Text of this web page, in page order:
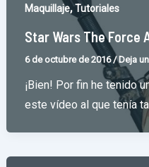
Maquillaje,Tutoriales
Star Wars The Force
6 de octubre de 2016/Deja
¡Bien! Por fin he tenido
este vídeo al que tenía